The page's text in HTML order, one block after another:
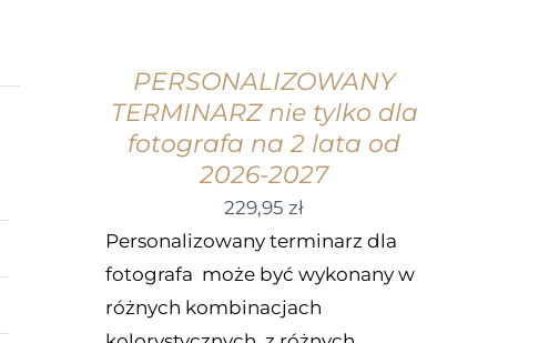
PERSONALIZOWANY
TERMINARZ nie tylko dla
fotografa na 2 lata od
2026-2027
229,95zł
Personalizowany terminarz dla
fotografa może być wykonany w
różnych kombinacjach